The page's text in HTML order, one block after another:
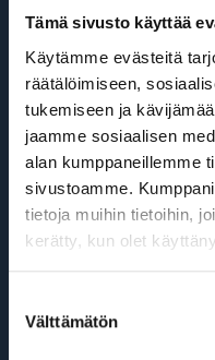
Tämä sivusto käyttää
Käytämme evästeitä
räätälöimiseen,
tukemiseen ja
jaamme sosiaalisen
alan kumppaneillemme
sivustoamme.
tietoja muihin tietoihin,
kerätty, kun olet
valinta
Välttämätön